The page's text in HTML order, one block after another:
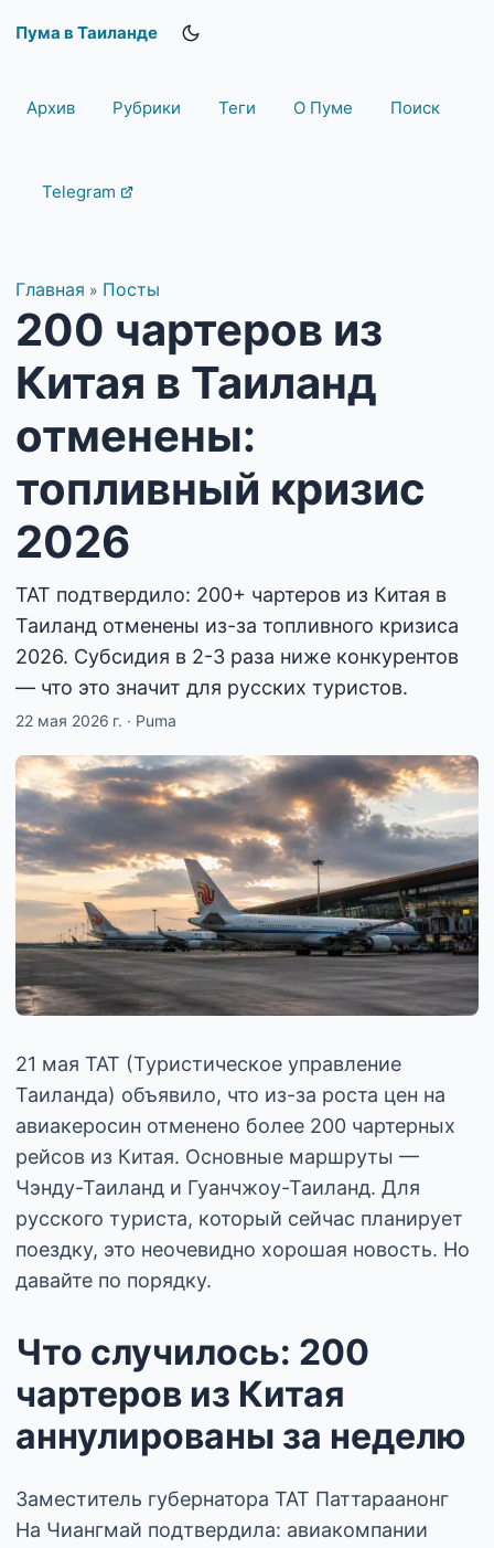
Пума в Таиланде
Архив Рубрики Теги О Пуме Поиск
Telegram
Главная » Посты
200 чартеров из
Китая в Таиланд
отменены:
топливный кризис
2026
TAT подтвердило: 200+ чартеров из Китая в
Таиланд отменены из-за топливного кризиса
2026. Субсидия в 2-3 раза ниже конкурентов
— что это значит для русских туристов.
22 мая 2026 г. · Puma
21 мая TAT (Туристическое управление
Таиланда) объявило, что из-за роста цен на
авиакеросин отменено более 200 чартерных
рейсов из Китая. Основные маршруты —
Чэнду-Таиланд и Гуанчжоу-Таиланд. Для
русского туриста, который сейчас планирует
поездку, это неочевидно хорошая новость. Но
давайте по порядку.
Что случилось: 200
чартеров из Китая
аннулированы за неделю
Заместитель губернатора TAT Паттараанонг
На Чиангмай подтвердила: авиакомпании